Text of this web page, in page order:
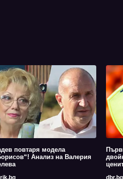
повтаря модела
Анализ на Валерия
dbr.bg